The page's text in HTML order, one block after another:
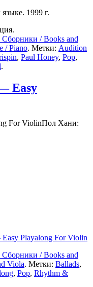
1999 г.
/ Books and
/ Piano. Метки: Audition
, Paul Honey, Pop,
.
Easy
Пол Хани:
Playalong For Violin
/ Books and
Viola. Метки: Ballads,
, Pop, Rhythm &